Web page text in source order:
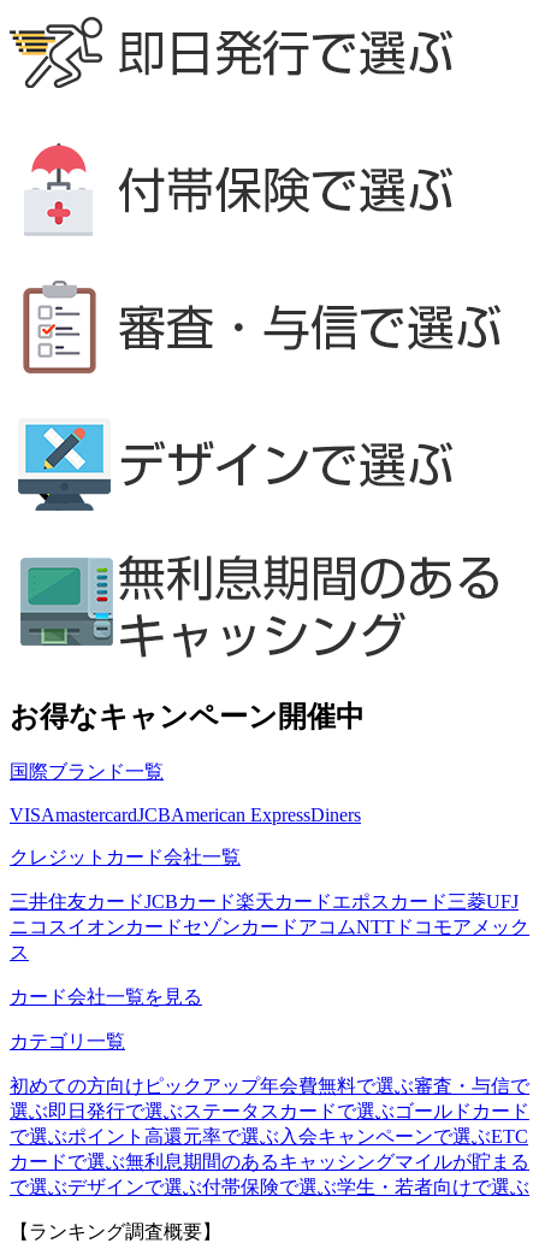
お得なキャンペーン開催中
国際ブランド一覧
VISAmastercardJCBAmerican ExpressDiners
クレジットカード会社一覧
三井住友カードJCBカード楽天カードエポスカード三菱UFJ
ニコスイオンカードセゾンカードアコムNTTドコモアメック
ス
カード会社一覧を見る
カテゴリ一覧
初めての方向け ピックアップ年会費無料で選ぶ審査・与信で
選ぶ即日発行で選ぶステータスカードで選ぶゴールドカード
で選ぶポイント高還元率で選ぶ 入会キャンペーンで選ぶETC
カードで選ぶ無利息期間のあるキャッシングマイルが貯まる
で選ぶデザインで選ぶ付帯保険で選ぶ学生・若者向けで選ぶ
【ランキング調査概要】